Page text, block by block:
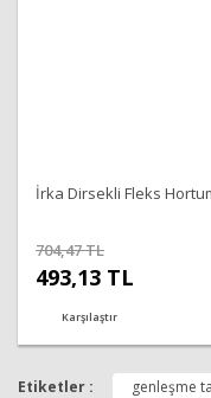
İrka Dirsekli Fleks
704,47 TL
493,13 TL
Karşılaştır
Etiketler : genleşme